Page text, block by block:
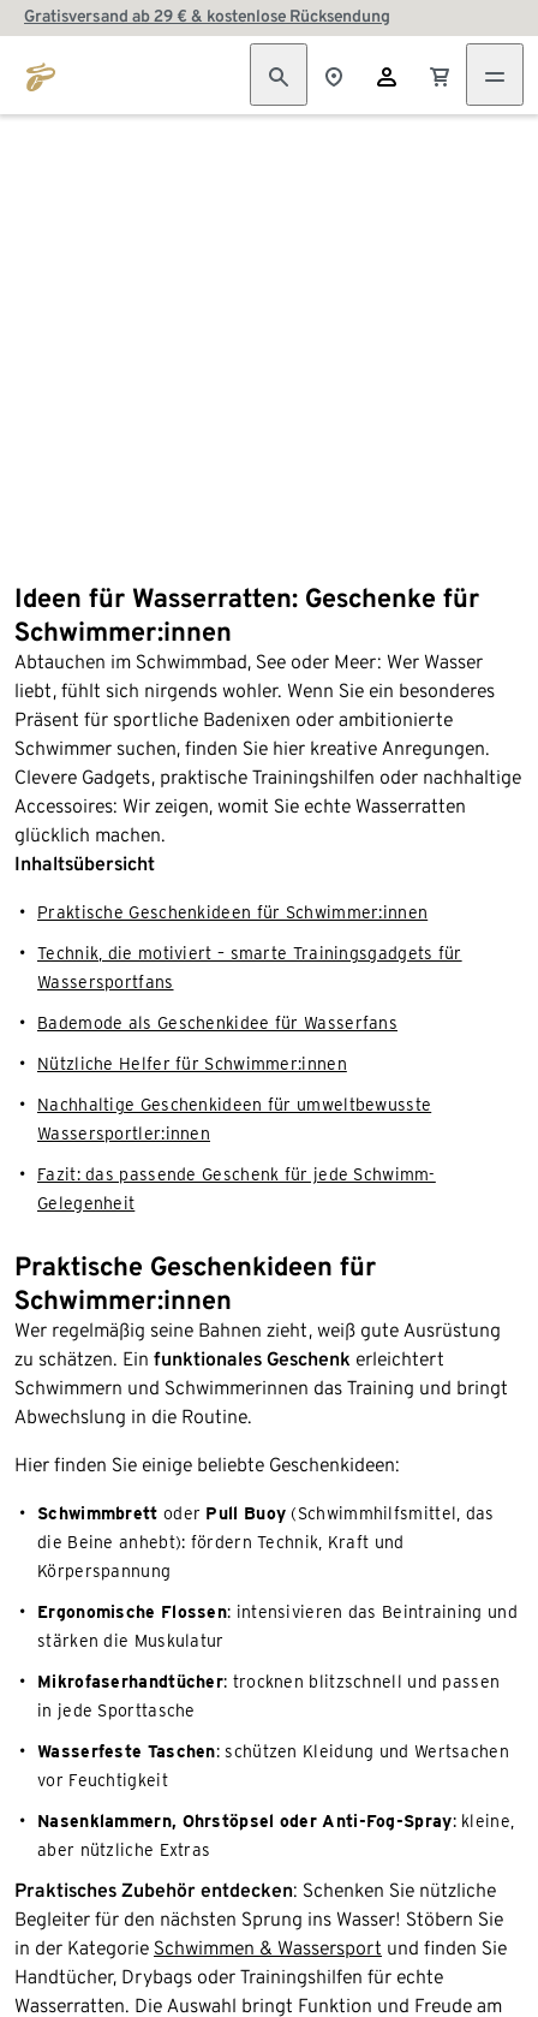
Gratisversand ab 29 € & kostenlose Rücksendung
Ideen für Wasserratten: Geschenke für
Schwimmer:innen
Abtauchen im Schwimmbad, See oder Meer: Wer Wasser
liebt, fühlt sich nirgends wohler. Wenn Sie ein besonderes
Präsent für sportliche Badenixen oder ambitionierte
Schwimmer suchen, finden Sie hier kreative Anregungen.
Clevere Gadgets, praktische Trainingshilfen oder nachhaltige
Accessoires: Wir zeigen, womit Sie echte Wasserratten
glücklich machen.
Inhaltsübersicht
Praktische Geschenkideen für Schwimmer:innen
Technik, die motiviert – smarte Trainingsgadgets für
Wassersportfans
Bademode als Geschenkidee für Wasserfans
Nützliche Helfer für Schwimmer:innen
Nachhaltige Geschenkideen für umweltbewusste
Wassersportler:innen
Fazit: das passende Geschenk für jede Schwimm-
Gelegenheit
Praktische Geschenkideen für
Schwimmer:innen
Wer regelmäßig seine Bahnen zieht, weiß gute Ausrüstung
zu schätzen. Ein funktionales Geschenk erleichtert
Schwimmern und Schwimmerinnen das Training und bringt
Abwechslung in die Routine.
Hier finden Sie einige beliebte Geschenkideen:
Schwimmbrett oder Pull Buoy (Schwimmhilfsmittel, das
die Beine anhebt): fördern Technik, Kraft und
Körperspannung
Ergonomische Flossen: intensivieren das Beintraining und
stärken die Muskulatur
Mikrofaserhandtücher: trocknen blitzschnell und passen
in jede Sporttasche
Wasserfeste Taschen: schützen Kleidung und Wertsachen
vor Feuchtigkeit
Nasenklammern, Ohrstöpsel oder Anti-Fog-Spray: kleine,
aber nützliche Extras
Praktisches Zubehör entdecken: Schenken Sie nützliche
Begleiter für den nächsten Sprung ins Wasser! Stöbern Sie
in der Kategorie Schwimmen & Wassersport und finden Sie
Handtücher, Drybags oder Trainingshilfen für echte
Wasserratten. Die Auswahl bringt Funktion und Freude am